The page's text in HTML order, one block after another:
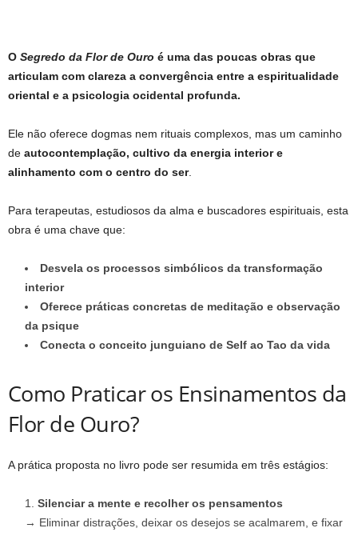
O Segredo da Flor de Ouro é uma das poucas obras que
articulam com clareza a convergência entre a espiritualidade
oriental e a psicologia ocidental profunda.
Ele não oferece dogmas nem rituais complexos, mas um caminho
de autocontemplação, cultivo da energia interior e
alinhamento com o centro do ser.
Para terapeutas, estudiosos da alma e buscadores espirituais, esta
obra é uma chave que:
Desvela os processos simbólicos da transformação
interior
Oferece práticas concretas de meditação e observação
da psique
Conecta o conceito junguiano de Self ao Tao da vida
Como Praticar os Ensinamentos da
Flor de Ouro?
A prática proposta no livro pode ser resumida em três estágios:
Silenciar a mente e recolher os pensamentos
→ Eliminar distrações, deixar os desejos se acalmarem, e fixar